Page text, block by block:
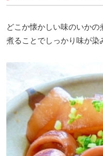
どこか懐かしい味のいか
煮ることでしっかり味が染